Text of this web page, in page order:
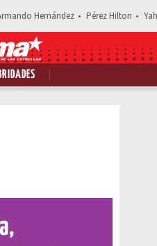
Hernández Pérez Hilton
Comparte esta noticia